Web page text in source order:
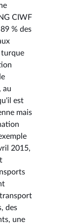
CIWF
% des
au
est
mais
2015,
des
une